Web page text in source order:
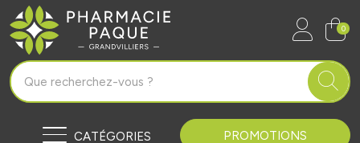
Pharmacie Paque Grandvilliers
0
CATÉGORIES PROMOTIONS